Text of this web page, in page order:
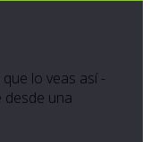
lo veas así -
desde una